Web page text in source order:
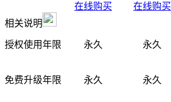
在线购买
在线购买
相关说明
授权使用年限 永久 永久
免费升级年限 永久 永久